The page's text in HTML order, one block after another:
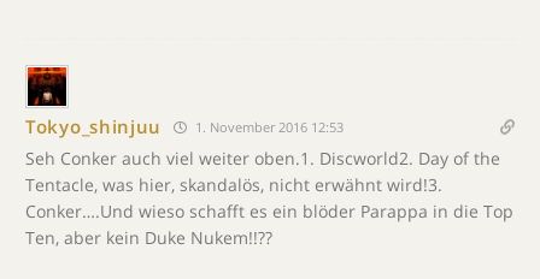
Tokyo_shinjuu 1. November 2016 12:53
Seh Conker auch viel weiter oben.1. Discworld2. Day of the
Tentacle, was hier, skandalös, nicht erwähnt wird!3.
Conker….Und wieso schafft es ein blöder Parappa in die Top
Ten, aber kein Duke Nukem!!??